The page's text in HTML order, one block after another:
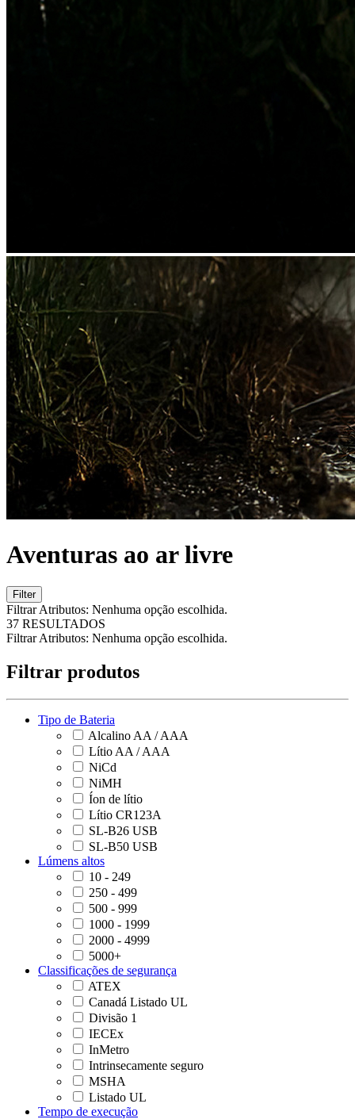
Aventuras ao ar livre
Filter
Filtrar Atributos: Nenhuma opção escolhida.
37 RESULTADOS
Filtrar Atributos: Nenhuma opção escolhida.
Filtrar produtos
Tipo de Bateria
Alcalino AA / AAA
Lítio AA / AAA
NiCd
NiMH
Íon de lítio
Lítio CR123A
SL-B26 USB
SL-B50 USB
Lúmens altos
10 - 249
250 - 499
500 - 999
1000 - 1999
2000 - 4999
5000+
Classificações de segurança
ATEX
Canadá Listado UL
Divisão 1
IECEx
InMetro
Intrinsecamente seguro
MSHA
Listado UL
Tempo de execução